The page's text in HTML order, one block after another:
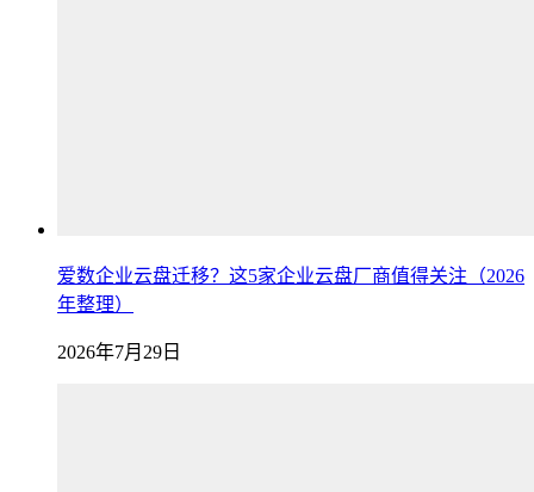
爱数企业云盘迁移？这5家企业云盘厂商值得关注（2026
年整理）
2026年7月29日